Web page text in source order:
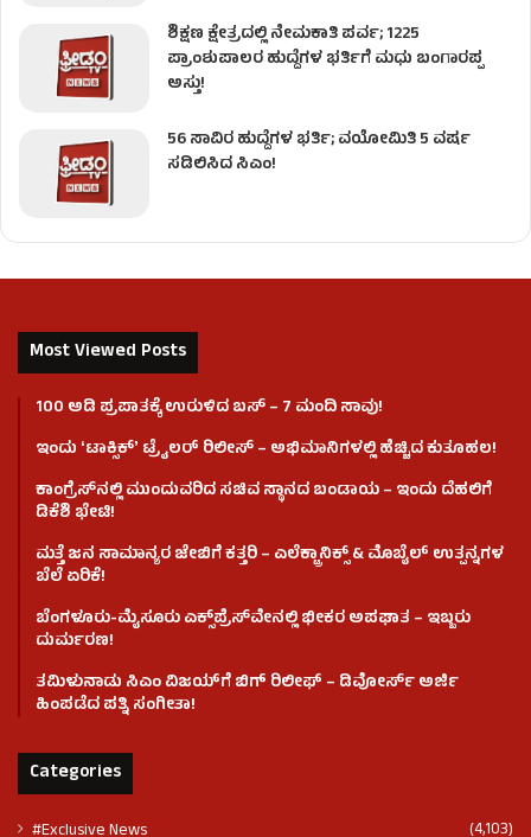
ಶಿಕ್ಷಣ ಕ್ಷೇತ್ರದಲ್ಲಿ ನೇಮಕಾತಿ ಪರ್ವ; 1225
ಪ್ರಾಂಶುಪಾಲರ ಹುದ್ದೆಗಳ ಭರ್ತಿಗೆ ಮಧು ಬಂಗಾರಪ್ಪ
ಅಸ್ತು!
56 ಸಾವಿರ ಹುದ್ದೆಗಳ ಭರ್ತಿ; ವಯೋಮಿತಿ 5 ವರ್ಷ
ಸಡಿಲಿಸಿದ ಸಿಎಂ!
Most Viewed Posts
100 ಅಡಿ ಪ್ರಪಾತಕ್ಕೆ ಉರುಳಿದ ಬಸ್‌ – 7 ಮಂದಿ ಸಾವು!
ಇಂದು ʻಟಾಕ್ಸಿಕ್ʼ ಟ್ರೈಲರ್ ರಿಲೀಸ್‌ – ಅಭಿಮಾನಿಗಳಲ್ಲಿ ಹೆಚ್ಚಿದ ಕುತೂಹಲ!
ಕಾಂಗ್ರೆಸ್​ನಲ್ಲಿ ಮುಂದುವರಿದ ಸಚಿವ ಸ್ಥಾನದ ಬಂಡಾಯ – ಇಂದು ದೆಹಲಿಗೆ
ಡಿಕೆಶಿ ಭೇಟಿ!
ಮತ್ತೆ ಜನ ಸಾಮಾನ್ಯರ ಜೇಬಿಗೆ ಕತ್ತರಿ – ಎಲೆಕ್ಟ್ರಾನಿಕ್ಸ್ & ಮೊಬೈಲ್ ಉತ್ಪನ್ನಗಳ
ಬೆಲೆ ಏರಿಕೆ!
ಬೆಂಗಳೂರು-ಮೈಸೂರು ಎಕ್ಸ್‌ಪ್ರೆಸ್‌ವೇನಲ್ಲಿ ಭೀಕರ ಅಪಘಾತ – ಇಬ್ಬರು
ದುರ್ಮರಣ!
ತಮಿಳುನಾಡು ಸಿಎಂ ವಿಜಯ್‌ಗೆ ಬಿಗ್ ರಿಲೀಫ್ – ಡಿವೋರ್ಸ್ ಅರ್ಜಿ
ಹಿಂಪಡೆದ ಪತ್ನಿ ಸಂಗೀತಾ!
Categories
#Exclusive News (4,103)